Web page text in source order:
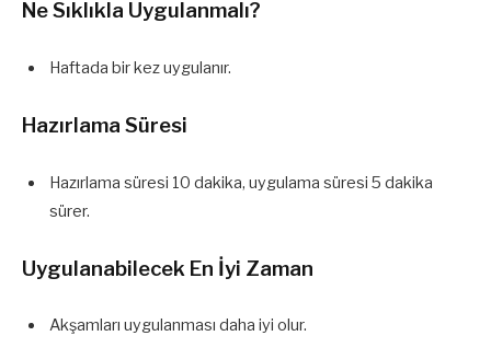
Ne Sıklıkla Uygulanmalı?
Haftada bir kez uygulanır.
Hazırlama Süresi
Hazırlama süresi 10 dakika, uygulama süresi 5 dakika
sürer.
Uygulanabilecek En İyi Zaman
Akşamları uygulanması daha iyi olur.